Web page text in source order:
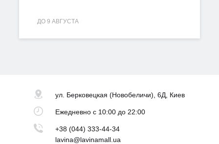
ДО 9 АВГУСТА
ул. Берковецкая (Новобеличи), 6Д, Киев
Ежедневнос 10:00 до 22:00
+38 (044) 333-44-34
lavina@lavinamall.ua